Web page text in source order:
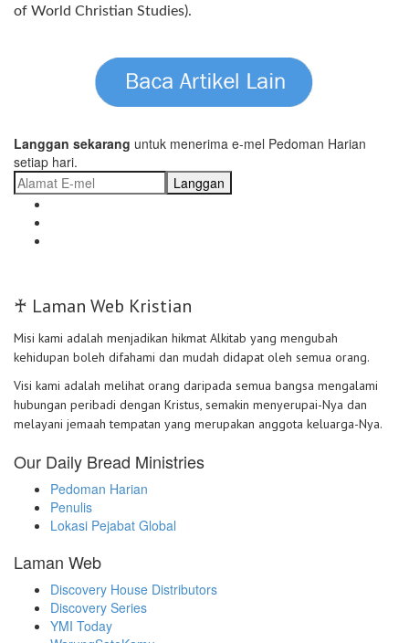
of World Christian Studies).
Langgan sekarang untuk menerima e-mel Pedoman Harian
setiap hari.
Langgan
♰ Laman Web Kristian
Misi kami adalah menjadikan hikmat Alkitab yang mengubah
kehidupan boleh difahami dan mudah didapat oleh semua orang.
Visi kami adalah melihat orang daripada semua bangsa mengalami
hubungan peribadi dengan Kristus, semakin menyerupai-Nya dan
melayani jemaah tempatan yang merupakan anggota keluarga-Nya.
Our Daily Bread Ministries
Pedoman Harian
Penulis
Lokasi Pejabat Global
Laman Web
Discovery House Distributors
Discovery Series
YMI Today